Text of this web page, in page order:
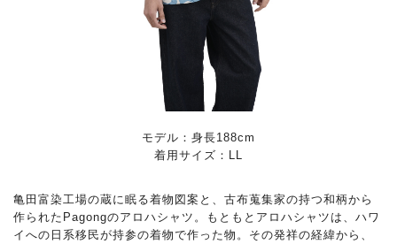
モデル：身長188cm
着用サイズ：LL
亀田富染工場の蔵に眠る着物図案と、古布蒐集家の持つ和柄から
作られたPagongのアロハシャツ。もともとアロハシャツは、ハワ
イへの日系移民が持参の着物で作った物。その発祥の経緯から、